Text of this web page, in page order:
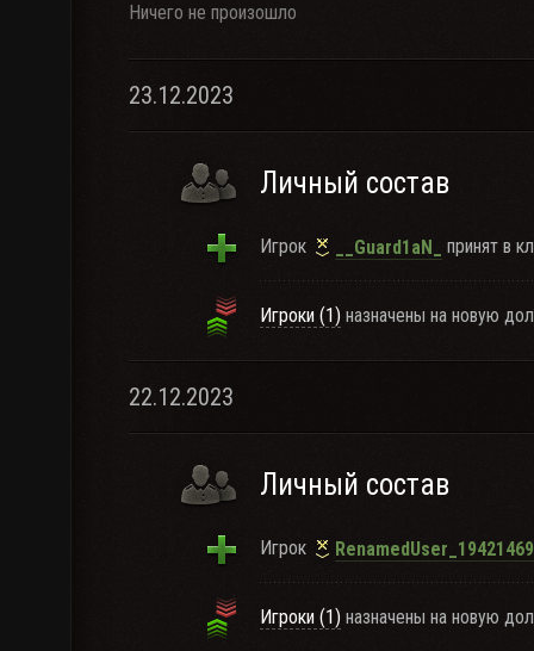
Ничего не произошло
23.12.2023
Личный состав
Игрок __Guard1aN_ принят в
Игроки (1) назначены на новую
22.12.2023
Личный состав
Игрок RenamedUser_19421469
Игроки (1) назначены на новую